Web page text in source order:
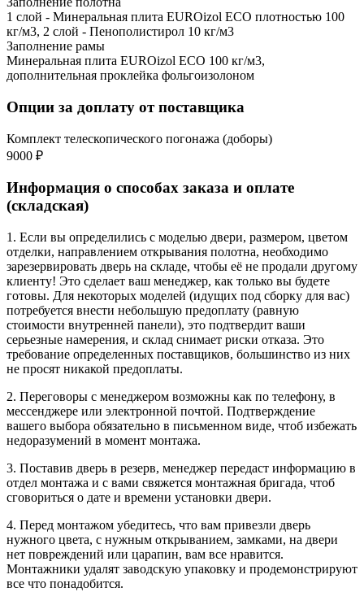
1 слой - Минеральная плита EUROizol ECO плотностью 100
кг/м3, 2 слой - Пенополистирол 10 кг/м3
Заполнение рамы
Минеральная плита EUROizol ECO 100 кг/м3,
дополнительная проклейка фольгоизолоном
Опции за доплату от поставщика
Комплект телескопического погонажа (доборы)
9000 ₽
Информация о способах заказа и оплате
(складская)
1. Если вы определились с моделью двери, размером, цветом
отделки, направлением открывания полотна, необходимо
зарезервировать дверь на складе, чтобы её не продали другому
клиенту! Это сделает ваш менеджер, как только вы будете
готовы. Для некоторых моделей (идущих под сборку для вас)
потребуется внести небольшую предоплату (равную
стоимости внутренней панели), это подтвердит ваши
серьезные намерения, и склад снимает риски отказа. Это
требование определенных поставщиков, большинство из них
не просят никакой предоплаты.
2. Переговоры с менеджером возможны как по телефону, в
мессенджере или электронной почтой. Подтверждение
вашего выбора обязательно в письменном виде, чтоб избежать
недоразумений в момент монтажа.
3. Поставив дверь в резерв, менеджер передаст информацию в
отдел монтажа и с вами свяжется монтажная бригада, чтоб
сговориться о дате и времени установки двери.
4. Перед монтажом убедитесь, что вам привезли дверь
нужного цвета, с нужным открыванием, замками, на двери
нет повреждений или царапин, вам все нравится.
Монтажники удалят заводскую упаковку и продемонстрируют
все что понадобится.